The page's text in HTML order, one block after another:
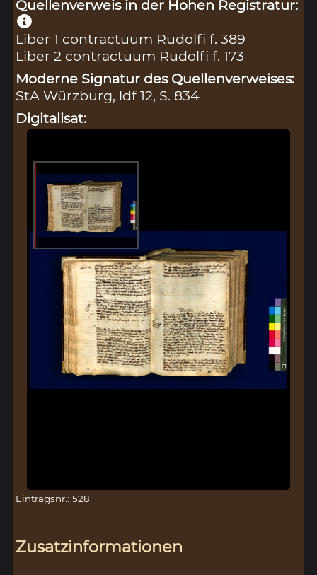
Quellenverweis in der Hohen Registratur:
Liber 1 contractuum Rudolfi f. 389
Liber 2 contractuum Rudolfi f. 173
Moderne Signatur des Quellenverweises:
StA Würzburg, ldf 12, S. 834
Digitalisat:
Eintragsnr.: 528
Zusatzinformationen